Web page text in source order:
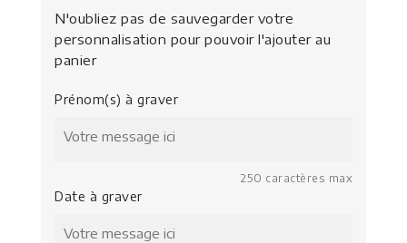
N'oubliez pas de sauvegarder votre
personnalisation pour pouvoir l'ajouter au
panier
Prénom(s) à graver
250 caractères max
Date à graver